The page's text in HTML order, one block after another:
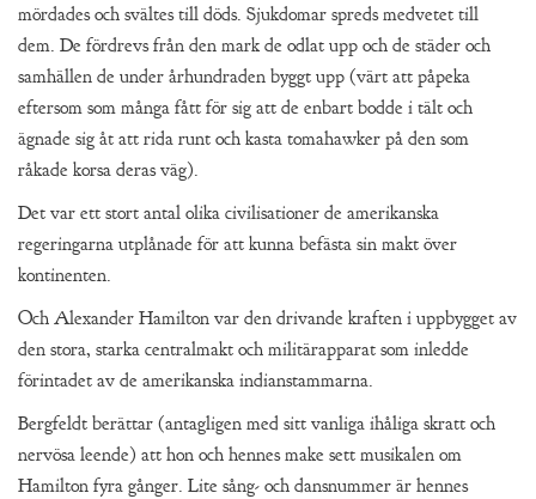
mördades och svältes till döds. Sjukdomar spreds medvetet till
dem. De fördrevs från den mark de odlat upp och de städer och
samhällen de under århundraden byggt upp (värt att påpeka
eftersom som många fått för sig att de enbart bodde i tält och
ägnade sig åt att rida runt och kasta tomahawker på den som
råkade korsa deras väg).
Det var ett stort antal olika civilisationer de amerikanska
regeringarna utplånade för att kunna befästa sin makt över
kontinenten.
Och Alexander Hamilton var den drivande kraften i uppbygget av
den stora, starka centralmakt och militärapparat som inledde
förintadet av de amerikanska indianstammarna.
Bergfeldt berättar (antagligen med sitt vanliga ihåliga skratt och
nervösa leende) att hon och hennes make sett musikalen om
Hamilton fyra gånger. Lite sång- och dansnummer är hennes